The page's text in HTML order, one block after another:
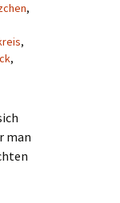
,
,
,
man